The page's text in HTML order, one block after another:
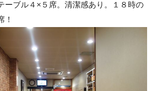
ーブル４×５席。清潔感あり。１８時の
！